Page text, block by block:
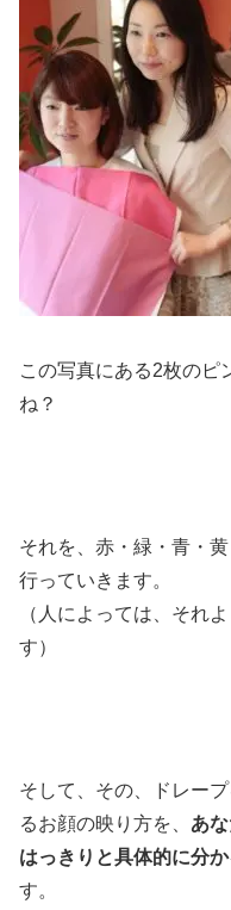
この写真にある2枚のピ
ね？
それを、赤・緑・青・
行っていきます。
（人によっては、それ
す）
そして、その、ドレー
るお顔の映り方を、 あ
はっきりと具体的に分
す。